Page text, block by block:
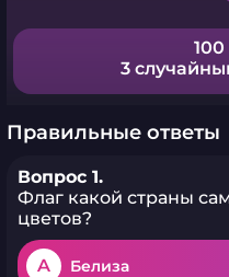
3
Правильные ответы
Вопрос 1.
Флаг какой страны
цветов?
A Белиза